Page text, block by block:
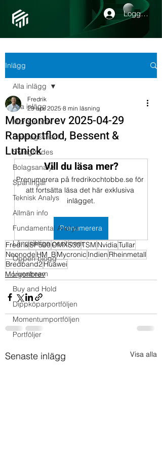
Logga in
Inlägg
Alla inlägg
Morgonbrev
Söndagssnack
Swingtrades
Bolagsanalys
Spaningar
Teknisk Analys
Allmän info
Fundamental Analys
Långsiktiga positioner
Öppen blogg
Livestream
Buy and Hold
Dippköparportföljen
Momentumportföljen
Portföljer
Alla inlägg
Morgonbrev 2025-04-29
Rapportflod, Bessent &
Lutnick
Fredrik
29 apr. 2025 8 min läsning
Vill du läsa mer?
Prenumerera på fredrikochtobbe.se för
att fortsätta läsa det här exklusiva
inlägget.
Prenumerera
FredrikSP500OMXS30TSM NvidiaTullar
Neonode HM_BMycronic Indien Rheinmetall
Bredband2Huawei
Morgonbrev
Senaste inlägg Visa alla